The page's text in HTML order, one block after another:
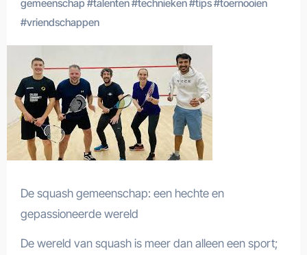
gemeenschap#talenten#technieken#tips#toernooien
#vriendschappen
De squash gemeenschap: een hechte en
gepassioneerde wereld
De wereld van squash is meer dan alleen een sport;